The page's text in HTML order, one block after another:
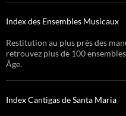
Index des Ensembles Musicaux
Restitution au plus près des
retrouvez plus de 100
Âge.
Index Cantigas de Santa Maria